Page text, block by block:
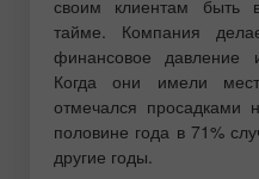
своим клиентам быть
тайме. Компания
финансовое давление
Когда они имели
отмечался
половине года в 71%
другие годы.